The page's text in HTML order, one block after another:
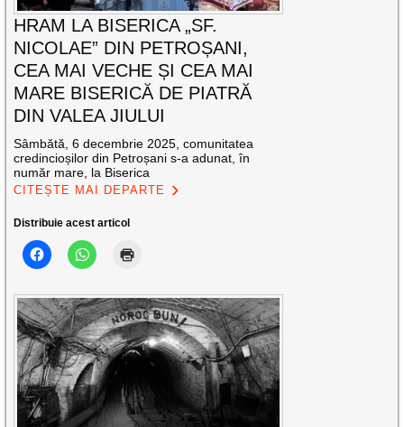
HRAM LA BISERICA „SF.
NICOLAE” DIN PETROȘANI,
CEA MAI VECHE ȘI CEA MAI
MARE BISERICĂ DE PIATRĂ
DIN VALEA JIULUI
Sâmbătă, 6 decembrie 2025, comunitatea
credincioșilor din Petroșani s-a adunat, în
număr mare, la Biserica
CITEȘTE MAI DEPARTE
Distribuie acest articol